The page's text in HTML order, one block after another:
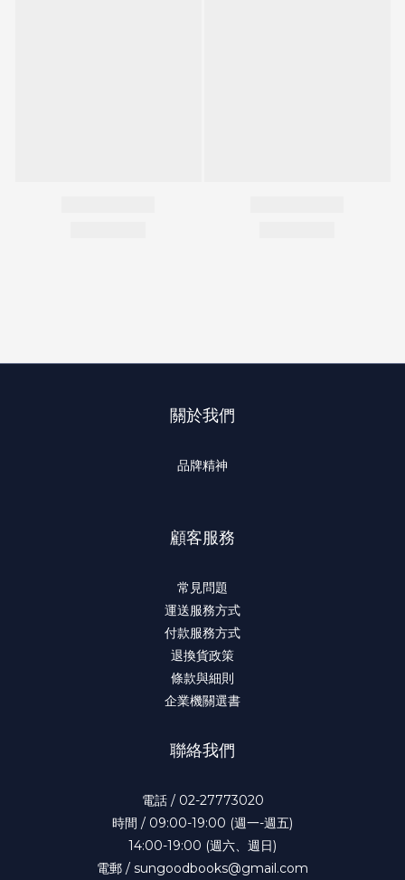
關於我們
品牌精神
顧客服務
常見問題
運送服務方式
付款服務方式
退換貨政策
條款與細則
企業機關選書
聯絡我們
電話 / 02-27773020
時間 / 09:00-19:00 (週一-週五)
14:00-19:00 (週六、週日)
電郵 / sungoodbooks@gmail.com